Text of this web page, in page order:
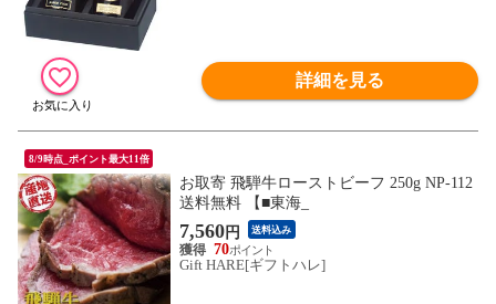
詳細を見る
8/9時点_ポイント最大11倍
お取寄 飛騨牛ローストビーフ 250g NP-112
送料無料 【■東海_
7,560円 送料込み
70
Gift HARE[ギフトハレ]